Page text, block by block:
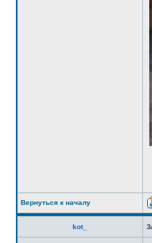
Вернуться к началу
kot_